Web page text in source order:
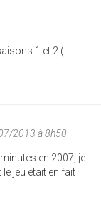
1 et 2 (
2013 à 8h50
en 2007, je
jeu etait en fait